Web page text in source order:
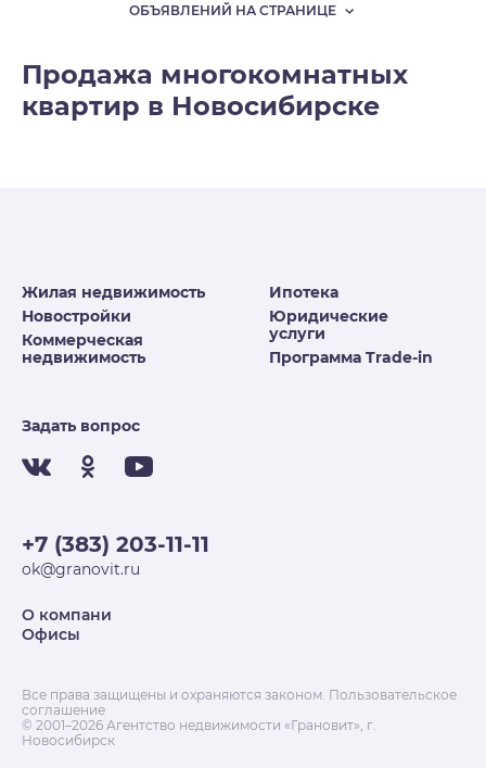
ОБЪЯВЛЕНИЙ НА СТРАНИЦЕ
Продажа многокомнатных
квартир в Новосибирске
Жилая недвижимость
Новостройки
Коммерческая
недвижимость
Ипотека
Юридические
услуги
Программа Trade-in
Задать вопрос
+7 (383) 203-11-11
ok@granovit.ru
О компани
Офисы
Все права защищены и охраняются законом. Пользовательское
соглашение
© 2001–2026 Агентство недвижимости «Грановит», г.
Новосибирск